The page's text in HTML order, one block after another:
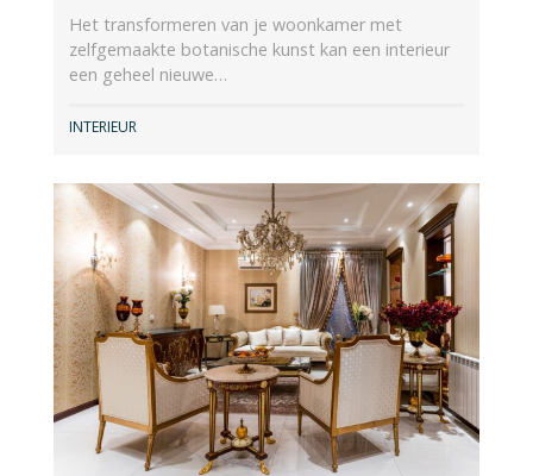
Het transformeren van je woonkamer met
zelfgemaakte botanische kunst kan een interieur
een geheel nieuwe…
INTERIEUR